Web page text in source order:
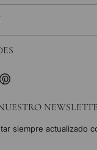
siempre actualizado